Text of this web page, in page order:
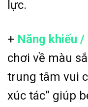
lực.
+ Năng khiếu
chơi về màu
trung tâm vui
xúc tác” giúp